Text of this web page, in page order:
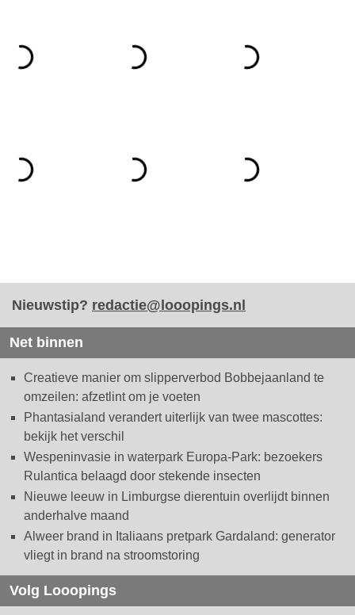
Nieuwstip? redactie@looopings.nl
Net binnen
Creatieve manier om slipperverbod Bobbejaanland te
omzeilen: afzetlint om je voeten
Phantasialand verandert uiterlijk van twee mascottes:
bekijk het verschil
Wespeninvasie in waterpark Europa-Park: bezoekers
Rulantica belaagd door stekende insecten
Nieuwe leeuw in Limburgse dierentuin overlijdt binnen
anderhalve maand
Alweer brand in Italiaans pretpark Gardaland: generator
vliegt in brand na stroomstoring
Volg Looopings